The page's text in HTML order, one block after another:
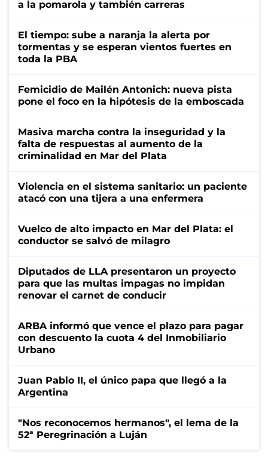
a la pomarola y también carreras
El tiempo: sube a naranja la alerta por
tormentas y se esperan vientos fuertes en
toda la PBA
Femicidio de Mailén Antonich: nueva pista
pone el foco en la hipótesis de la emboscada
Masiva marcha contra la inseguridad y la
falta de respuestas al aumento de la
criminalidad en Mar del Plata
Violencia en el sistema sanitario: un paciente
atacó con una tijera a una enfermera
Vuelco de alto impacto en Mar del Plata: el
conductor se salvó de milagro
Diputados de LLA presentaron un proyecto
para que las multas impagas no impidan
renovar el carnet de conducir
ARBA informó que vence el plazo para pagar
con descuento la cuota 4 del Inmobiliario
Urbano
Juan Pablo II, el único papa que llegó a la
Argentina
"Nos reconocemos hermanos", el lema de la
52ª Peregrinación a Luján